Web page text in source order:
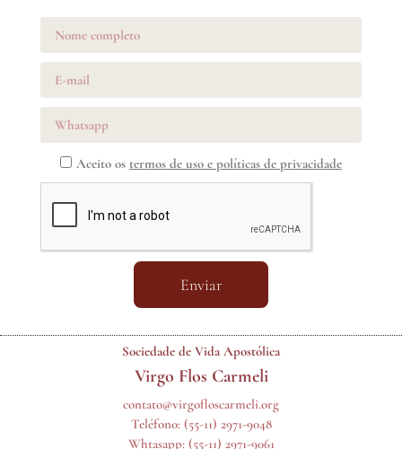
Aceito os termos de uso e políticas de privacidade
Enviar
Sociedade de Vida Apostólica
Virgo Flos Carmeli
contato@virgofloscarmeli.org
Teléfono: (55-11) 2971-9048
Whtasapp: (55-11) 2971-9061